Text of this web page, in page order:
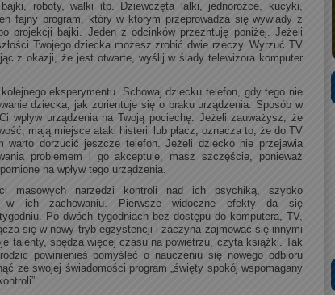
roboty, walki itp. Dziewczęta lalki, jednorożce, kucyki,
fajny program, który w którym przeprowadza się wywiady z
projekcji bajki. Jeden z odcinków przezntuję poniżej. Jeżeli
Twojego dziecka możesz zrobić dwie rzeczy. Wyrzuć TV
z okazji, że jest otwarte, wyślij w ślady telewizora komputer
eksperymentu. Schowaj dziecku telefon, gdy tego nie
dziecka, jak zorientuje się o braku urządzenia. Sposób w
wpływ urządzenia na Twoją pociechę. Jeżeli zauważysz, że
mają miejsce ataki histerii lub płacz, oznacza to, że do TV
warto dorzucić jeszcze telefon. Jeżeli dziecko nie przejawia
problemem i go akceptuje, masz szczęście, ponieważ
na wpływ tego urządzenia.
masowych narzędzi kontroli nad ich psychiką, szybko
w ich zachowaniu. Pierwsze widoczne efekty da się
Po dwóch tygodniach bez dostępu do komputera, TV,
się w nowy tryb egzystencji i zaczyna zajmować się innymi
talenty, spędza więcej czasu na powietrzu, czyta książki. Tak
powinienieś pomyśleć o nauczeniu się nowego odbioru
ze swojej świadomości program „święty spokój wspomagany